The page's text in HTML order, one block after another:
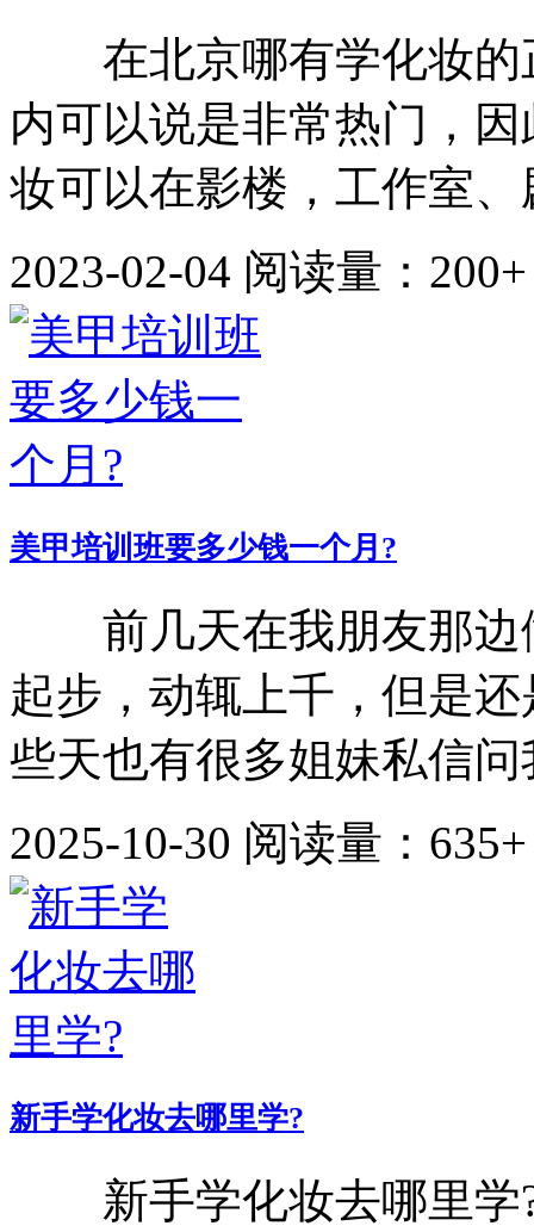
在北京哪有学化妆的
内可以说是非常热门，
妆可以在影楼，工作室
2023-02-04 阅读量：200+
美甲培训班要多少钱一个月?
前几天在我朋友那边
起步，动辄上千，但是
些天也有很多姐妹私信
2025-10-30 阅读量：635+
新手学化妆去哪里学?
新手学化妆去哪里学?